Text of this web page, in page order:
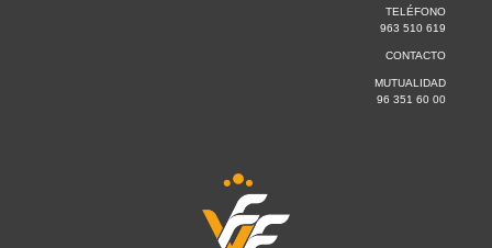
TELÉFONO
963 510 619
CONTACTO
MUTUALIDAD
96 351 60 00